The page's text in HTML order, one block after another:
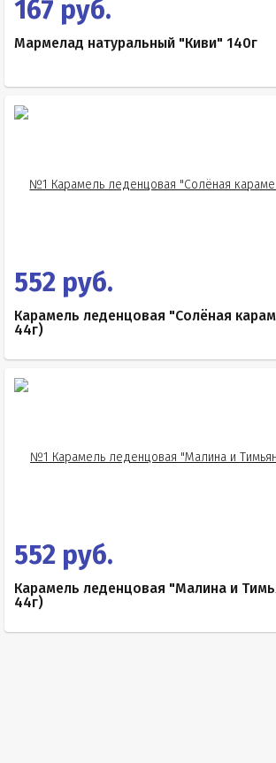
167 руб.
Мармелад натуральный "Киви" 140г
552 руб.
Карамель леденцовая "Солёная
44г)
552 руб.
Карамель леденцовая "Малина и
44г)